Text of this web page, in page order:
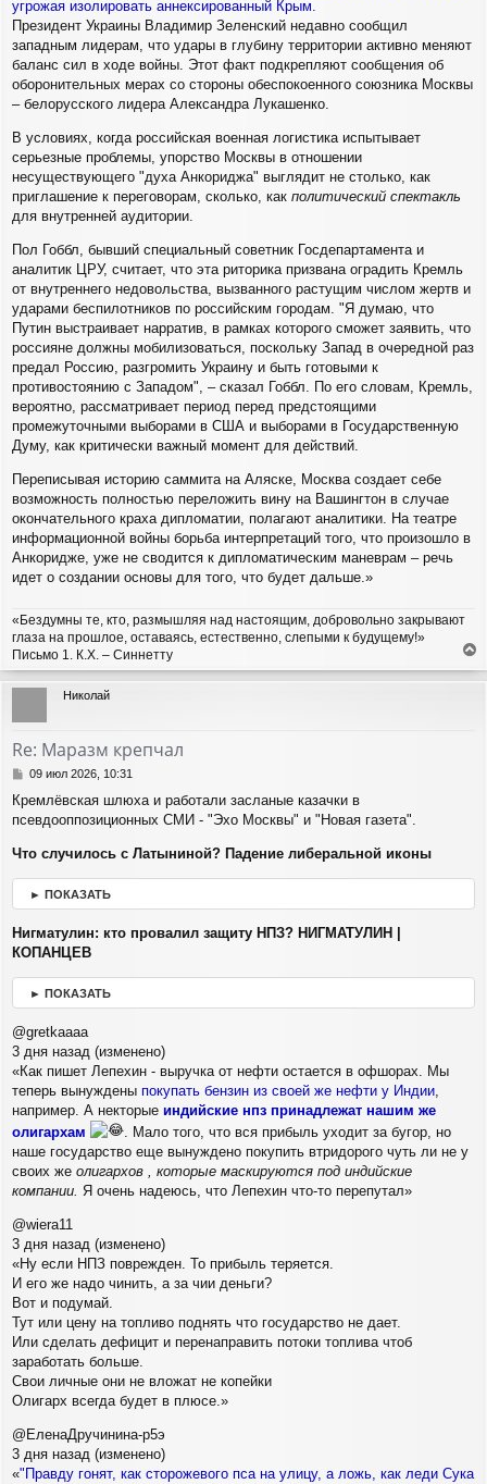
угрожая изолировать аннексированный Крым.
Президент Украины Владимир Зеленский недавно сообщил
западным лидерам, что удары в глубину территории активно меняют
баланс сил в ходе войны. Этот факт подкрепляют сообщения об
оборонительных мерах со стороны обеспокоенного союзника Москвы
– белорусского лидера Александра Лукашенко.
В условиях, когда российская военная логистика испытывает
серьезные проблемы, упорство Москвы в отношении
несуществующего "духа Анкориджа" выглядит не столько, как
приглашение к переговорам, сколько, как политический спектакль
для внутренней аудитории.
Пол Гоббл, бывший специальный советник Госдепартамента и
аналитик ЦРУ, считает, что эта риторика призвана оградить Кремль
от внутреннего недовольства, вызванного растущим числом жертв и
ударами беспилотников по российским городам. "Я думаю, что
Путин выстраивает нарратив, в рамках которого сможет заявить, что
россияне должны мобилизоваться, поскольку Запад в очередной раз
предал Россию, разгромить Украину и быть готовыми к
противостоянию с Западом", – сказал Гоббл. По его словам, Кремль,
вероятно, рассматривает период перед предстоящими
промежуточными выборами в США и выборами в Государственную
Думу, как критически важный момент для действий.
Переписывая историю саммита на Аляске, Москва создает себе
возможность полностью переложить вину на Вашингтон в случае
окончательного краха дипломатии, полагают аналитики. На театре
информационной войны борьба интерпретаций того, что произошло в
Анкоридже, уже не сводится к дипломатическим маневрам – речь
идет о создании основы для того, что будет дальше.»
«Бездумны те, кто, размышляя над настоящим, добровольно закрывают
глаза на прошлое, оставаясь, естественно, слепыми к будущему!»
Письмо 1. К.Х. – Синнетту
е
р
Николай
Re: Маразм крепчал
С
о
б
е
09 июл 2026, 10:31
Кремлёвская шлюха и работали засланые казачки в
псевдооппозиционных СМИ - "Эхо Москвы" и "Новая газета".
Что случилось с Латыниной? Падение либеральной иконы
► ПОКАЗАТЬ
Нигматулин: кто провалил защиту НПЗ? НИГМАТУЛИН |
КОПАНЦЕВ
► ПОКАЗАТЬ
@gretkaaaa
3 дня назад (изменено)
«Как пишет Лепехин - выручка от нефти остается в офшорах. Мы
теперь вынуждены покупать бензин из своей же нефти у Индии,
например. А некторые индийские нпз принадлежат нашим же
олигархам
. Мало того, что вся прибыль уходит за бугор, но
наше государство еще вынуждено покупить втридорого чуть ли не у
своих же олигархов , которые маскируются под индийские
компании. Я очень надеюсь, что Лепехин что-то перепутал»
@wiera11
3 дня назад (изменено)
«Ну если НПЗ поврежден. То прибыль теряется.
И его же надо чинить, а за чии деньги?
Вот и подумай.
Тут или цену на топливо поднять что государство не дает.
Или сделать дефицит и перенаправить потоки топлива чтоб
заработать больше.
Свои личные они не вложат не копейки
Олигарх всегда будет в плюсе.»
@ЕленаДручинина-р5э
3 дня назад (изменено)
«"Правду гонят, как сторожевого пса на улицу, а ложь, как леди Сука